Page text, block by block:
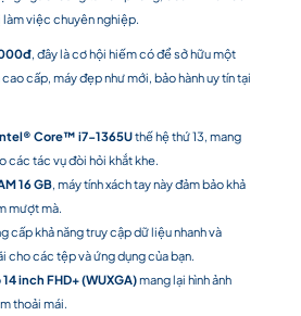
việc chuyên nghiệp.
, đây là cơ hội hiếm có để sở hữu một
cấp, máy đẹp như mới, bảo hành uy tín tại
Core™ i7-1365Uthế hệ thứ 13, mang
các tác vụ đòi hỏi khắt khe.
16 GB, máy tính xách tay này đảm bảo khả
mượt mà.
cấp khả năng truy cập dữ liệu nhanh và
cho các tệp và ứng dụng của bạn.
14 inch FHD+ (WUXGA)mang lại hình ảnh
thoải mái.